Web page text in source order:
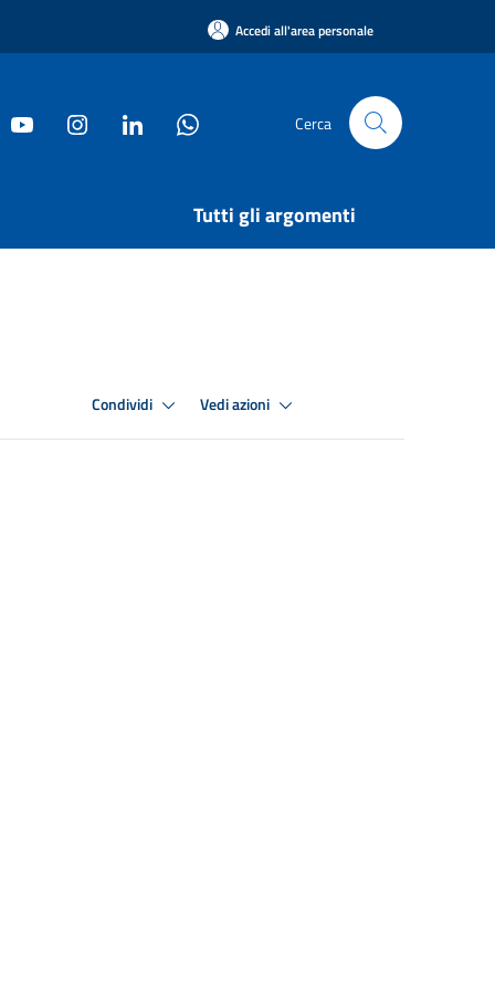
Accedi all'area personale
Cerca
Tutti gli argomenti
Condividi Vedi azioni